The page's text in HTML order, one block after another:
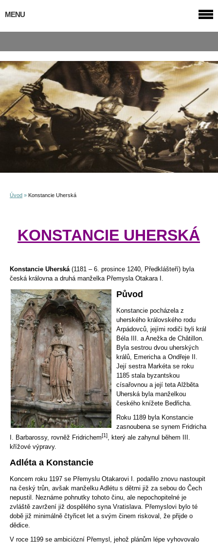
Úvod » Konstancie Uherská
KONSTANCIE UHERSKÁ
Konstancie Uherská(1181 – 6. prosince 1240, Předklášteří) byla
česká královna a druhá manželka Přemysla Otakara I.
Původ
Konstancie pocházela z
uherského královského rodu
Arpádovců, jejími rodiči byli král
Béla III. a Anežka de Châtillon.
Byla sestrou dvou uherských
králů, Emericha a Ondřeje II.
Její sestra Markéta se roku
1185 stala byzantskou
císařovnou a její teta Alžběta
Uherská byla manželkou
českého knížete Bedřicha.
Roku 1189 byla Konstancie
zasnoubena se synem Fridricha
I. Barbarossy, rovněž Fridrichem[1], který ale zahynul během III.
křížové výpravy.
Adléta a Konstancie
Koncem roku 1197 se Přemyslu Otakarovi I. podařilo znovu nastoupit
na český trůn, avšak manželku Adlétu s dětmi již za sebou do Čech
nepustil. Neznáme pohnutky tohoto činu, ale nepochopitelné je
zvláště zavržení již dospělého syna Vratislava. Přemyslovi bylo té
době již minimálně čtyřicet let a svým činem riskoval, že přijde o
dědice.
V roce 1199 se ambiciózní Přemysl, jehož plánům lépe vyhovovalo
MENU